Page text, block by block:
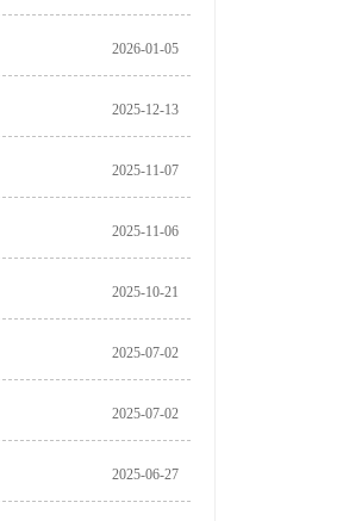
2026-01-05
2025-12-13
2025-11-07
2025-11-06
2025-10-21
2025-07-02
2025-07-02
2025-06-27